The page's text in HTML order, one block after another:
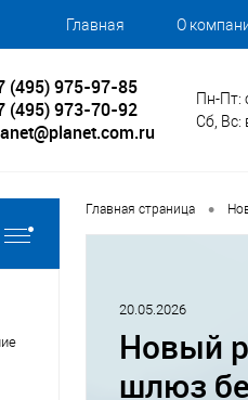
Главная О
(495) 975-97-85
(495) 973-70-92
Пн-Пт:
Сб, Вс:
Главная страница •
20.05.2026
Новый
шлюз